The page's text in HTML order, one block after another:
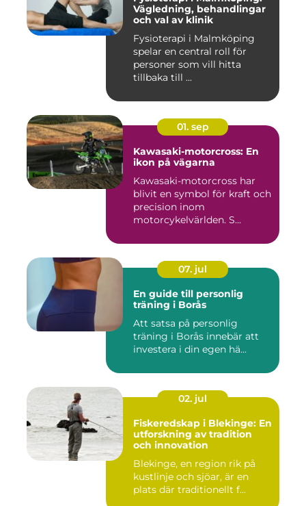
Vägledning, behandlingar
och val av klinik
Fysioterapi i Malmköping
spelar en central roll för
personer som vill hitta
tillbaka till ...
01. sep
Kawasaki-motorcross: En
ikon på vägarna
Kawasaki-motorcross har
blivit en symbol för kraft och
precision inom
motorcykelvärlden. S...
07. jul
En guide till personlig
träning i Borås
Att satsa på personlig
träning i Borås innebär att
investera i din egen hä...
02. jul
Fiskeredskap i Blekinge: En
utforskning av tradition
och innovation
Blekinge, en region rik på
kustlinje och sjöar, är en
plats där traditionellt f...